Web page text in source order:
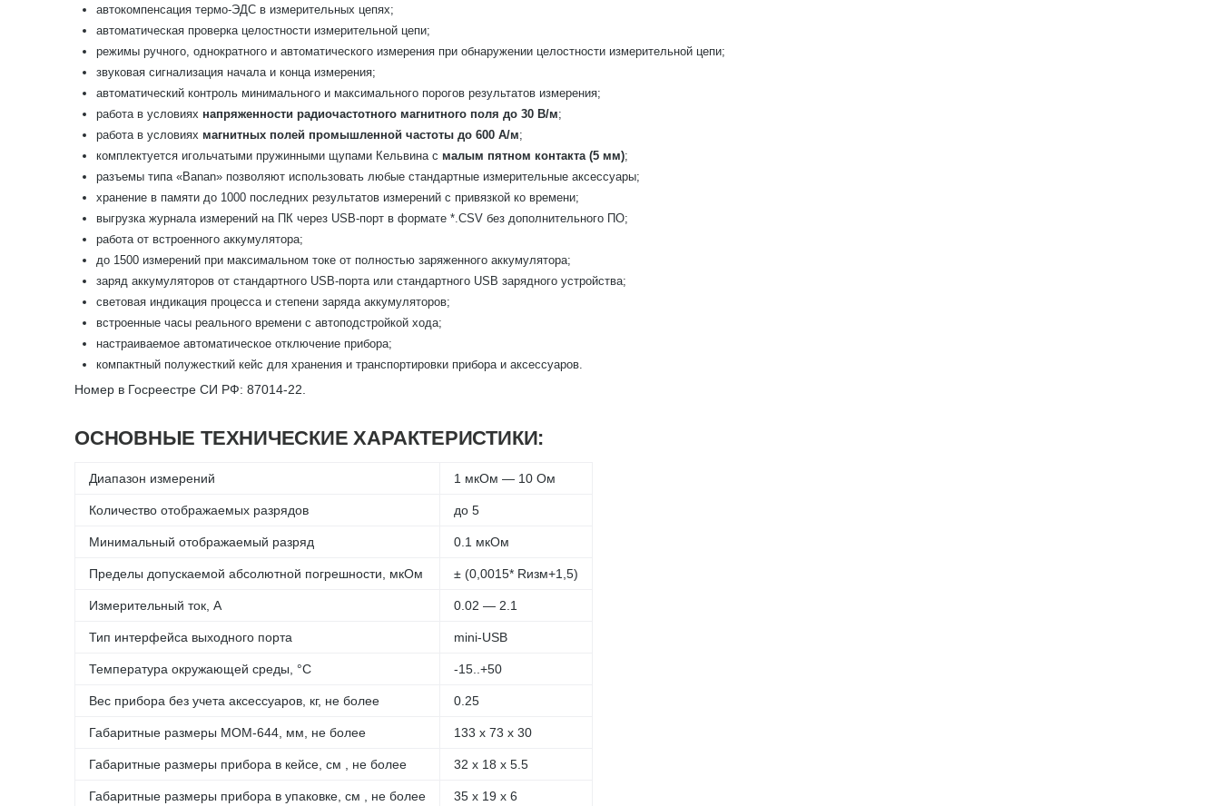
автокомпенсация термо-ЭДС в измерительных цепях;
автоматическая проверка целостности измерительной цепи;
режимы ручного, однократного и автоматического измерения при обнаружении целостности измерительной цепи;
звуковая сигнализация начала и конца измерения;
автоматический контроль минимального и максимального порогов результатов измерения;
работа в условиях напряженности радиочастотного магнитного поля до 30 В/м;
работа в условиях магнитных полей промышленной частоты до 600 А/м;
комплектуется игольчатыми пружинными щупами Кельвина с малым пятном контакта (5 мм);
разъемы типа «Banan» позволяют использовать любые стандартные измерительные аксессуары;
хранение в памяти до 1000 последних результатов измерений с привязкой ко времени;
выгрузка журнала измерений на ПК через USB-порт в формате *.CSV без дополнительного ПО;
работа от встроенного аккумулятора;
до 1500 измерений при максимальном токе от полностью заряженного аккумулятора;
заряд аккумуляторов от стандартного USB-порта или стандартного USB зарядного устройства;
световая индикация процесса и степени заряда аккумуляторов;
встроенные часы реального времени с автоподстройкой хода;
настраиваемое автоматическое отключение прибора;
компактный полужесткий кейс для хранения и транспортировки прибора и аксессуаров.
Номер в Госреестре СИ РФ: 87014-22.
ОСНОВНЫЕ ТЕХНИЧЕСКИЕ ХАРАКТЕРИСТИКИ:
Диапазон измерений 1 мкОм — 10 Ом
Количество отображаемых разрядов до 5
Минимальный отображаемый разряд 0.1 мкОм
Пределы допускаемой абсолютной погрешности, мкОм ± (0,0015* Rизм+1,5)
Измерительный ток, А 0.02 — 2.1
Тип интерфейса выходного порта mini-USB
Температура окружающей среды, °С -15..+50
Вес прибора без учета аксессуаров, кг, не более 0.25
Габаритные размеры МОМ-644, мм, не более 133 х 73 х 30
Габаритные размеры прибора в кейсе, см , не более 32 х 18 х 5.5
Габаритные размеры прибора в упаковке, см , не более 35 х 19 х 6